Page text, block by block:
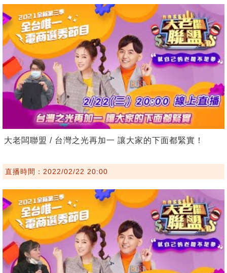
大老闆聯盟 / 台灣之光再加一 讓大家的下面都緊實！
直播時間：2022/02/22 20:00